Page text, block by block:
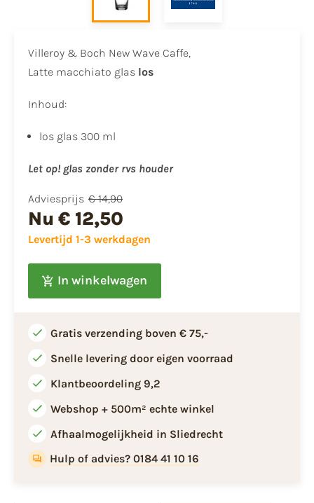
Villeroy & Boch New Wave Caffe,
​Latte macchiato glas los
Inhoud:
​los glas 300 ml
Let op! glas zonder rvs houder
Adviesprijs € 14,90
Nu € 12,50
Levertijd 1-3 werkdagen
In winkelwagen
Gratis verzending boven € 75,-
Snelle levering door eigen voorraad
Klantbeoordeling 9,2
Webshop + 500m² echte winkel
Afhaalmogelijkheid in Sliedrecht
Hulp of advies? 0184 41 10 16